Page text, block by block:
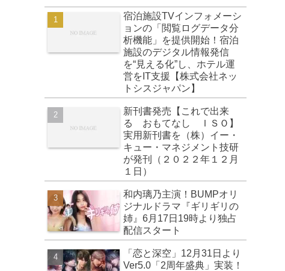
宿泊施設TVインフォメーシ
ョンの「閲覧ログデータ分
析機能」を提供開始！宿泊
施設のデジタル情報発信
を“見える化”し、ホテル運
営をIT支援【株式会社ネッ
トシスジャパン】
新刊書発売【これで出来
る おもてなし ＩＳＯ】
実用新刊書を（株）イー・
キュー・マネジメント技研
が発刊（２０２２年１２月
１日）
和内璃乃主演！BUMPオリ
ジナルドラマ『ギリギリの
姉』6月17日19時より独占
配信スタート
「恋と深空」12月31日より
Ver5.0「2周年盛典」実装！